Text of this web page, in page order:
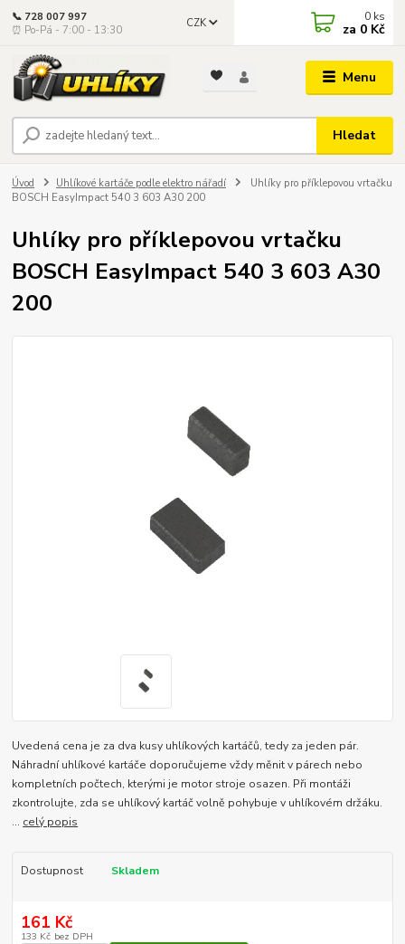
Menu
CZK
Hledat
📞 728 007 997
⏰ Po-Pá - 7:00 - 13:30
0 ks
za 0 Kč
Úvod Uhlíkové kartáče podle elektro nářadí
Uhlíky pro příklepovou vrtačku
BOSCH EasyImpact 540 3 603 A30 200
Uhlíky pro příklepovou vrtačku
BOSCH EasyImpact 540 3 603 A30
200
Uvedená cena je za dva kusy uhlíkových kartáčů, tedy za jeden pár.
Náhradní uhlíkové kartáče doporučujeme vždy měnit v párech nebo
kompletních počtech, kterými je motor stroje osazen. Při montáži
zkontrolujte, zda se uhlíkový kartáč volně pohybuje v uhlíkovém držáku.
... celý popis
Dostupnost Skladem
161 Kč
133 Kč bez DPH